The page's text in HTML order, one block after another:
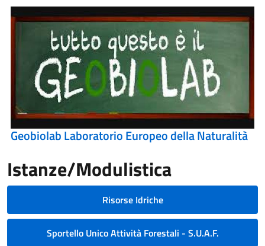
Geobiolab Laboratorio Europeo della Naturalità
Istanze/Modulistica
Risorse Idriche
Sportello Unico Attività Forestali - S.U.A.F.